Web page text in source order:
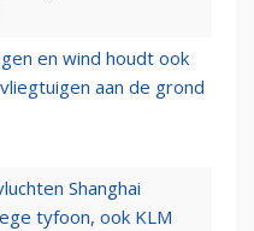
en wind houdt ook
aan de grond
Shanghai
tyfoon, ook KLM